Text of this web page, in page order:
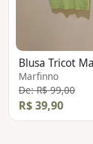
Marfinno
De: R$ 99,00
R$ 39,90